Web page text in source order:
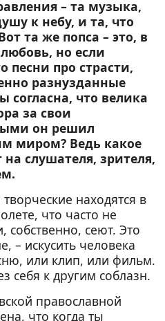
– та музыка,
к небу, и та, что
та же попса – это, в
но если
песни про страсти,
разнузданные
согласна, что велика
за свои
он решил
миром? Ведь какое
слушателя, зрителя,
находятся в
что часто не
собственно, сеют. Это
– искусить человека
или клип, или фильм.
себя к другим соблазн.
православной
что когда ты